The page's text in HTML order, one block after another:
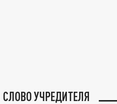
СЛОВО УЧРЕДИТЕЛЯ